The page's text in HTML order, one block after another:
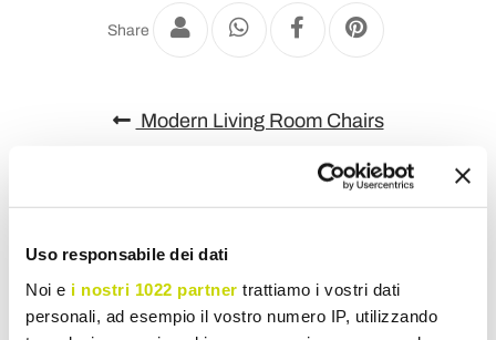
Uso responsabile dei dati
Noi e i nostri 1022 partner trattiamo i vostri dati
personali, ad esempio il vostro numero IP, utilizzando
Share
Modern Living Room Chairs